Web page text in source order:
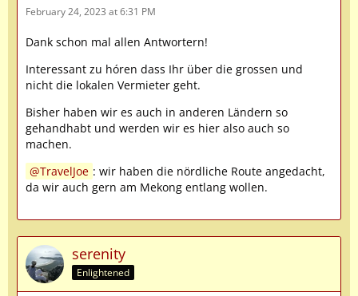
February 24, 2023 at 6:31 PM
Dank schon mal allen Antwortern!
Interessant zu hóren dass Ihr über die grossen und
nicht die lokalen Vermieter geht.
Bisher haben wir es auch in anderen Ländern so
gehandhabt und werden wir es hier also auch so
machen.
TravelJoe : wir haben die nördliche Route angedacht,
da wir auch gern am Mekong entlang wollen.
serenity
Enlightened